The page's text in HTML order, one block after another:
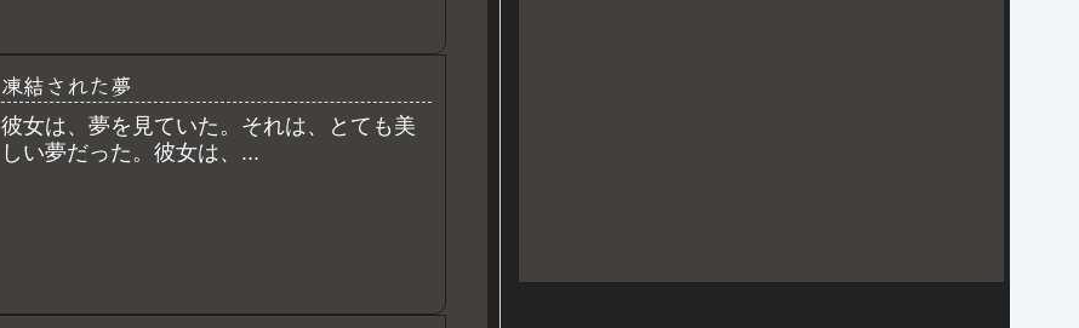
凍結された夢
彼女は、夢を見ていた。それは、とても美
しい夢だった。彼女は、...